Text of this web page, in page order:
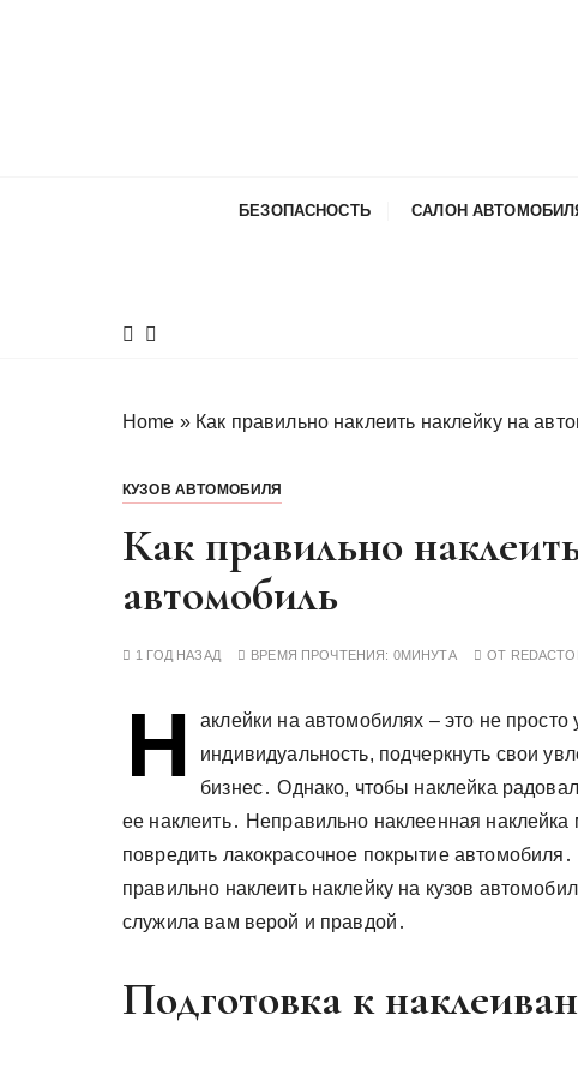
БЕЗОПАСНОСТЬ САЛОН
Home » Как правильно наклеить наклейку на
КУЗОВ АВТОМОБИЛЯ
Как правильно
автомобиль
1 ГОД НАЗАД ВРЕМЯ ПРОЧТЕНИЯ: 0МИНУТА ОТ
Н
аклейки на автомобилях – это не
индивидуальность, подчеркнуть свои
бизнес․ Однако, чтобы наклейка
ее наклеить․ Неправильно наклеенная
повредить лакокрасочное покрытие
правильно наклеить наклейку на кузов
служила вам верой и правдой․
Подготовка к